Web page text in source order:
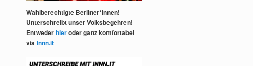
Wahlberechtigte Berliner*innen!
Unterschreibt unser Volksbegehren!
Entwederhieroder ganz komfortabel
viaInnn.it